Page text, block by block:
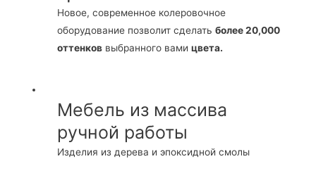
Новое, современное колеровочное
оборудование позволит сделатьболее 20,000
оттенков выбранного вамицвета.
Мебель из массива
ручной работы
Изделия из дерева и эпоксидной смолы